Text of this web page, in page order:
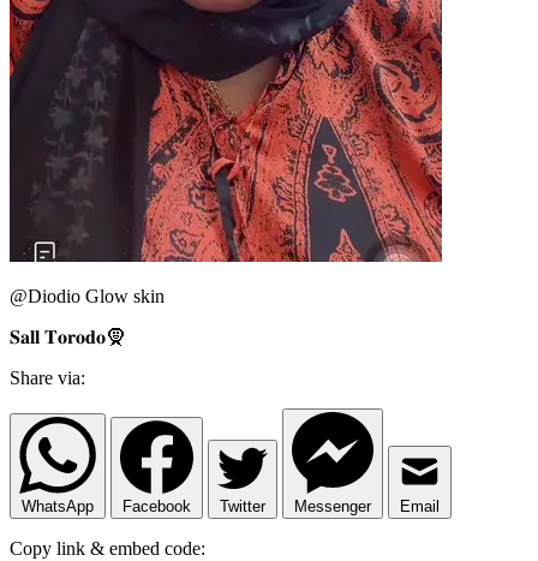
@Diodio Glow skin
𝐒𝐚𝐥𝐥 𝐓𝐨𝐫𝐨𝐝𝐨🧕
Share via:
WhatsApp Facebook Twitter Messenger Email
Copy link & embed code: